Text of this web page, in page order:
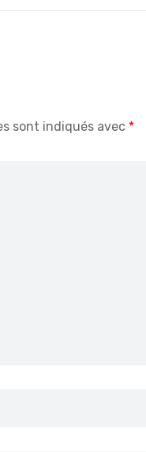
sont indiqués avec *